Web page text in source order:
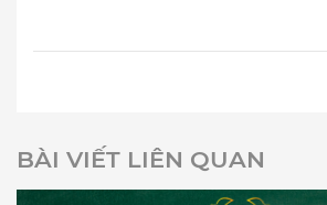
BÀI VIẾT LIÊN QUAN